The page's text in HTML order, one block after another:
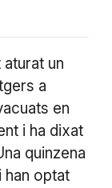
aturat un
a
en
i ha dixat
quinzena
han optat